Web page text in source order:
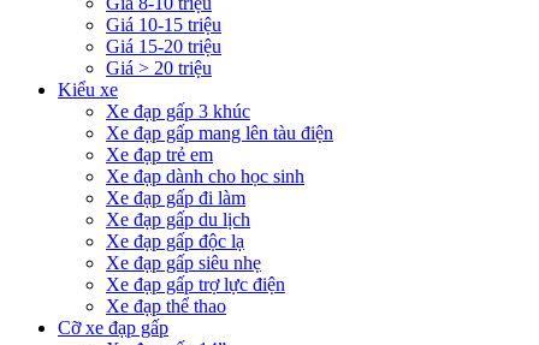
Giá 10-15 triệu
Giá 15-20 triệu
Giá > 20 triệu
Kiểu xe
Xe đạp gấp 3 khúc
Xe đạp gấp mang lên tàu điện
Xe đạp trẻ em
Xe đạp dành cho học sinh
Xe đạp gấp đi làm
Xe đạp gấp du lịch
Xe đạp gấp độc lạ
Xe đạp gấp siêu nhẹ
Xe đạp gấp trợ lực điện
Xe đạp thể thao
Cỡ xe đạp gấp